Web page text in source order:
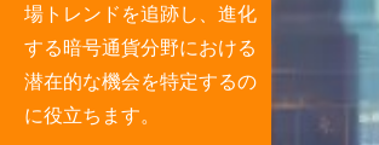
場トレンドを追跡し、進化
する暗号通貨分野における
潜在的な機会を特定するの
に役立ちます。